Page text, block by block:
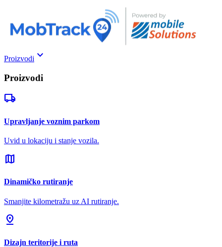
Proizvodi keyboard_arrow_down
Proizvodi
local_shipping
Upravljanje voznim parkom
Uvid u lokaciju i stanje vozila.
map
Dinamičko rutiranje
Smanjite kilometražu uz AI rutiranje.
pin_drop
Dizajn teritorije i ruta